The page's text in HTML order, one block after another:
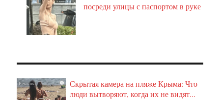
посреди улицы с паспортом в руке
i
Скрытая камера на пляже Крыма: Что
люди вытворяют, когда их не видят...